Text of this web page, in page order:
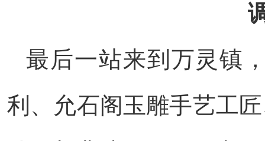
最后一站来到万灵镇
利、允石阁玉雕手艺工